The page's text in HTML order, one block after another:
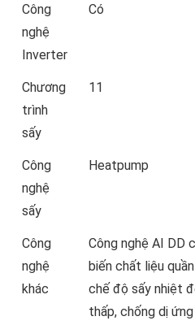
Công
nghệ
Inverter
Có
Chương
trình
sấy
11
Công
nghệ
sấy
Heatpump
Công
nghệ
khác
Công nghệ AI DD
biến chất liệu
chế độ sấy nhiệt
thấp, chống dị ứng